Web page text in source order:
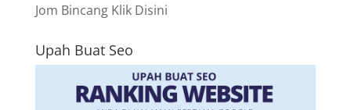
Jom Bincang Klik Disini
Upah Buat Seo